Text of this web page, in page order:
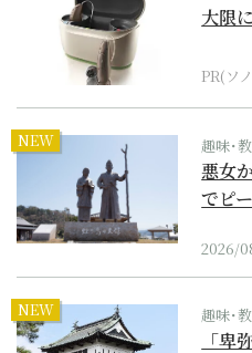
大限
PR(ソ
NEW 趣味･
悪女
でピ
2026/
NEW 趣味･
「卑